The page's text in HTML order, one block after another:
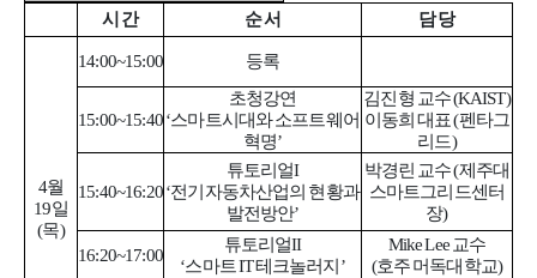
시 간 순 서 담 당
4월
19일
(목)
14:00~15:00 등록
15:00~15:40
초청강연
‘스마트시대와 소프트웨어
혁명’
김진형 교수 (KAIST)
이동희 대표 (펜타그
리드)
15:40~16:20
튜토리얼I
‘전기자동차산업의 현황과
발전방안’
박경린 교수 (제주대
스마트그리드센터
장)
16:20~17:00
튜토리얼II
‘스마트 IT 테크놀러지’
Mike Lee 교수
(호주 머독대학교)